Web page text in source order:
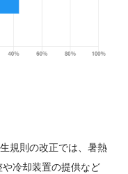
規則の改正では、暑熱
冷却装置の提供など